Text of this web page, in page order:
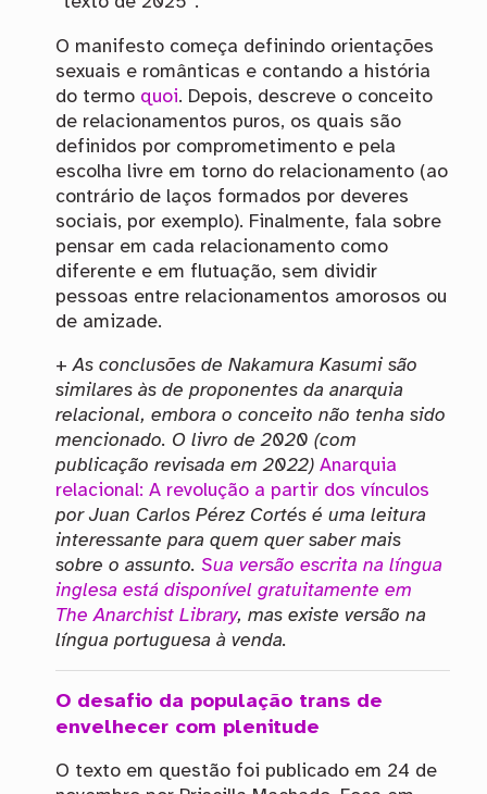
O manifesto começa definindo orientações
sexuais e românticas e contando a história
do termo quoi. Depois, descreve o conceito
de relacionamentos puros, os quais são
definidos por comprometimento e pela
escolha livre em torno do relacionamento (ao
contrário de laços formados por deveres
sociais, por exemplo). Finalmente, fala sobre
pensar em cada relacionamento como
diferente e em flutuação, sem dividir
pessoas entre relacionamentos amorosos ou
de amizade.
+As conclusões de Nakamura Kasumi são
similares às de proponentes da anarquia
relacional, embora o conceito não tenha sido
mencionado. O livro de 2020 (com
publicação revisada em 2022) Anarquia
relacional: A revolução a partir dos vínculos
por Juan Carlos Pérez Cortés é uma leitura
interessante para quem quer saber mais
sobre o assunto. Sua versão escrita na língua
inglesa está disponível gratuitamente em
The Anarchist Library, mas existe versão na
língua portuguesa à venda.
O desafio da população trans de
envelhecer com plenitude
O texto em questão foi publicado em 24 de